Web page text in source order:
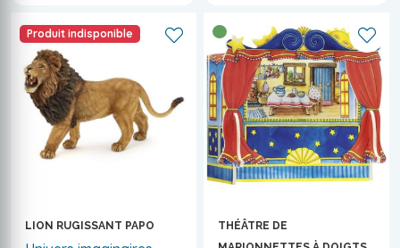
Produit indisponible
LION RUGISSANT PAPO
THÉÂTRE DE